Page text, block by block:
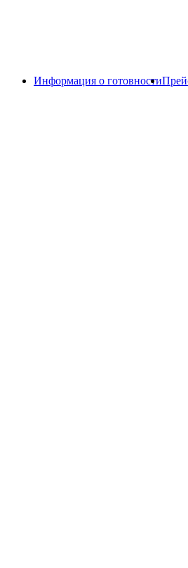
Информация о готовности